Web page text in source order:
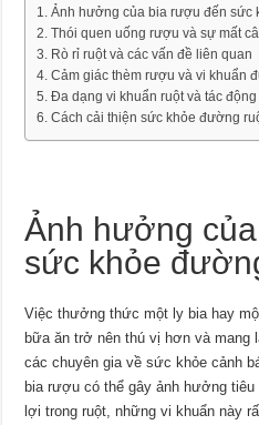
Ảnh hưởng của bia rượu đến sức
Thói quen uống rượu và sự mất
Rò rỉ ruột và các vấn đề liên quan
Cảm giác thèm rượu và vi khuẩn
Đa dạng vi khuẩn ruột và tác
Cách cải thiện sức khỏe đường
Ảnh hưởng
sức khỏe
Việc thưởng thức một ly bia hay
bữa ăn trở nên thú vị hơn và mang
các chuyên gia về sức khỏe cảnh
bia rượu có thể gây ảnh hưởng
lợi trong ruột, những vi khuẩn này